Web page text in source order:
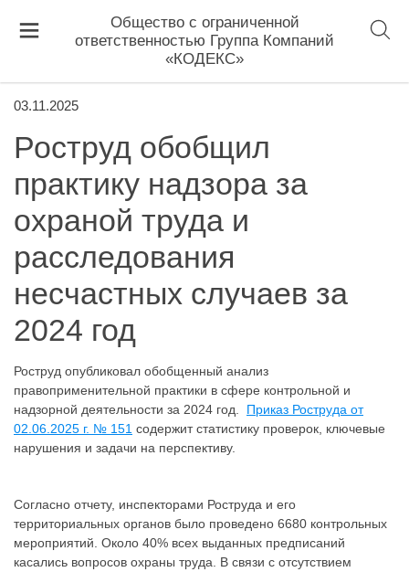
Общество с ограниченной
ответственностью Группа Компаний
«КОДЕКС»
03.11.2025
Роструд обобщил
практику надзора за
охраной труда и
расследования
несчастных случаев за
2024 год
Роструд опубликовал обобщенный анализ
правоприменительной практики в сфере контрольной и
надзорной деятельности за 2024 год. Приказ Роструда от
02.06.2025 г. № 151 содержит статистику проверок, ключевые
нарушения и задачи на перспективу.
Согласно отчету, инспекторами Роструда и его
территориальных органов было проведено 6680 контрольных
мероприятий. Около 40% всех выданных предписаний
касались вопросов охраны труда. В связи с отсутствием